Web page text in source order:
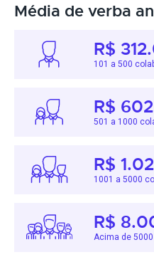
Média de verba
R$
101 a 500
R$
501 a 1000
R$
1001 a 5000
R$
Acima de